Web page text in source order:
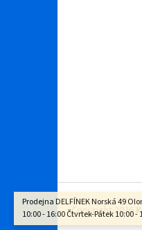
Prodejna DELFÍNEK Norská 49
10:00 - 16:00 Čtvrtek-Pátek 10:00 -
Copyright 2026